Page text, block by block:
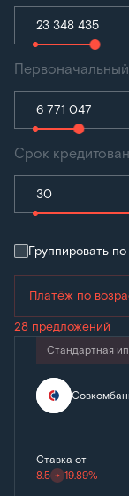
Срок
Группировать
Платёж по
28 предложений
Стандартная
Ставка от
8.5
19.89%